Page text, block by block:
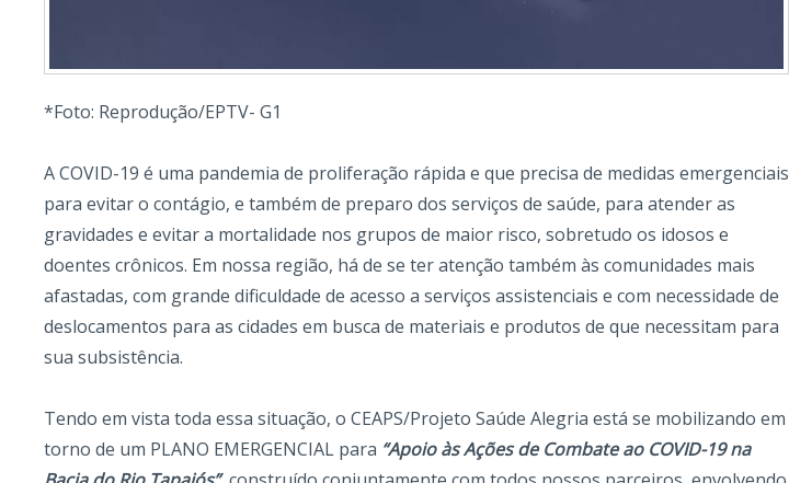
*Foto: Reprodução/EPTV- G1
A COVID-19 é uma pandemia de proliferação rápida e que precisa de medidas emergenciais
para evitar o contágio, e também de preparo dos serviços de saúde, para atender as
gravidades e evitar a mortalidade nos grupos de maior risco, sobretudo os idosos e
doentes crônicos. Em nossa região, há de se ter atenção também às comunidades mais
afastadas, com grande dificuldade de acesso a serviços assistenciais e com necessidade de
deslocamentos para as cidades em busca de materiais e produtos de que necessitam para
sua subsistência.
Tendo em vista toda essa situação, o CEAPS/Projeto Saúde Alegria está se mobilizando em
torno de um PLANO EMERGENCIAL para “Apoio às Ações de Combate ao COVID-19 na